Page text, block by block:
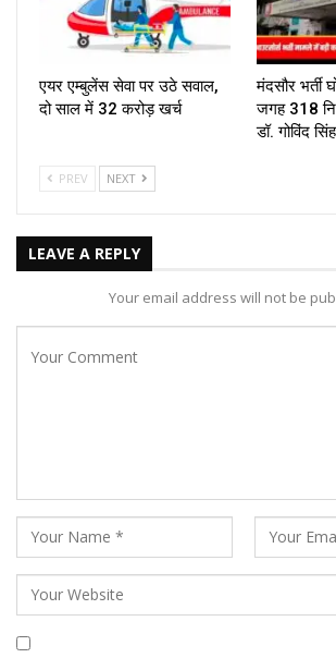
एयर एम्बुलेंस सेवा पर उठे सवाल,
दो साल में ₹32 करोड़ खर्च
मंदसौर भर्ती
जगह 318
डॉ. गोविंद
PREV NEXT
LEAVE A REPLY
Your email address will not be